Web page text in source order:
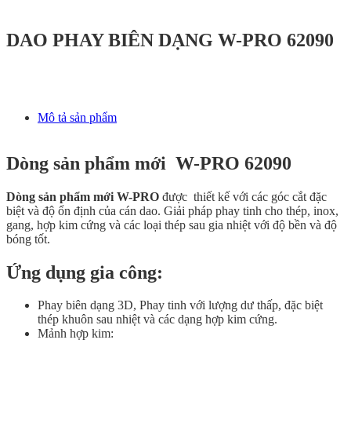
DAO PHAY BIÊN DẠNG W-PRO 62090
Mô tả sản phẩm
Dòng sản phẩm mới W-PRO 62090
Dòng sản phẩm mới W-PRO được thiết kế với các góc cắt đặc
biệt và độ ổn định của cán dao. Giải pháp phay tinh cho thép, inox,
gang, hợp kim cứng và các loại thép sau gia nhiệt với độ bền và độ
bóng tốt.
Ứng dụng gia công:
Phay biên dạng 3D, Phay tinh với lượng dư thấp, đặc biệt
thép khuôn sau nhiệt và các dạng hợp kim cứng.
Mảnh hợp kim: